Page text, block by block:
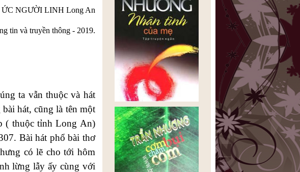
NGƯỜI LINH Long An
tin và truyền thông - 2019.
ta vẫn thuộc và hát
hát, cũng là tên một
( thuộc tỉnh Long An)
Bài hát phổ bài thơ
có lẽ cho tới hôm
lừng lẫy ấy cùng với